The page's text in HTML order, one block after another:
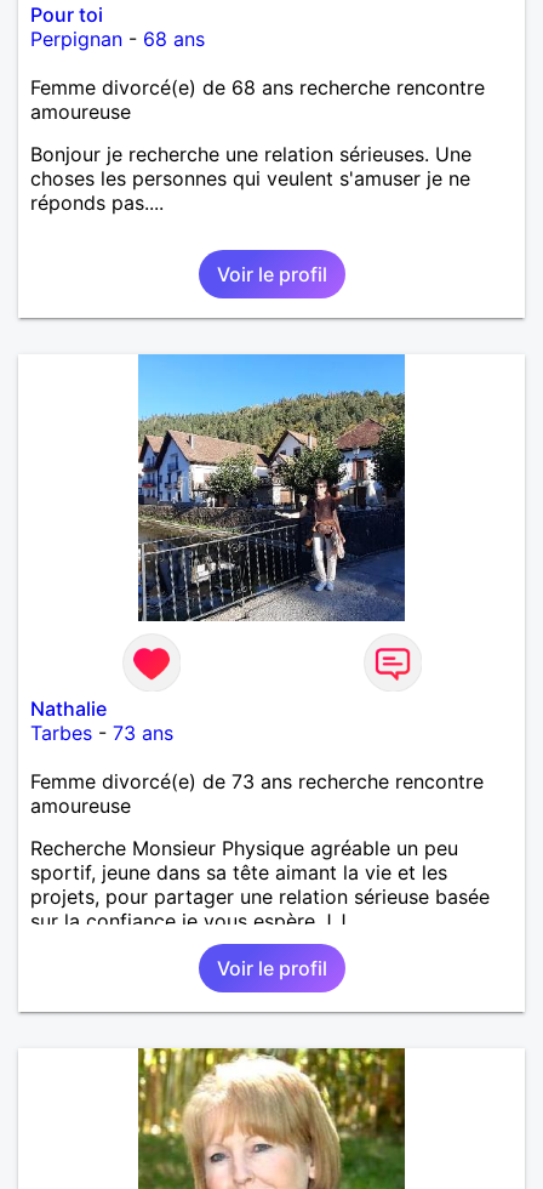
Pour toi
Perpignan - 68 ans
Femme divorcé(e) de 68 ans recherche rencontre
amoureuse
Bonjour je recherche une relation sérieuses. Une
choses les personnes qui veulent s'amuser je ne
réponds pas....
Voir le profil
Nathalie
Tarbes - 73 ans
Femme divorcé(e) de 73 ans recherche rencontre
amoureuse
Recherche Monsieur Physique agréable un peu
sportif, jeune dans sa tête aimant la vie et les
projets, pour partager une relation sérieuse basée
sur la confiance je vous espère J.J
Voir le profil